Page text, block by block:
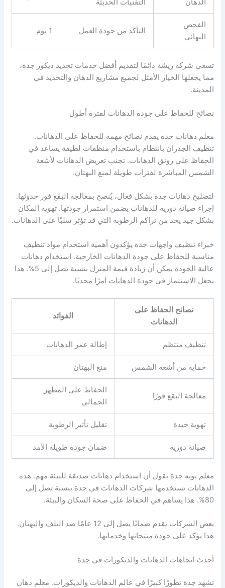
الدهان التقنيات الحديثة
الفحص
النهائي
التأكد من جودة العمل 1 يوم
تسعى شركة ريشة دائمًا لتقديم أفضل خدمات تجديد ديكور جدة،
مما يجعلها الخيار الأمثل لجميع مشاريع الدهان والتجديد في
المدينة.
نصائح للحفاظ على جودة الدهانات لفترة أطول
معلم دهانات جدة يقدم نصائح مهمة للحفاظ على الدهانات.
تنظيف الجدران بانتظام باستخدام منظفات لطيفة يساعد في
الحفاظ على رونق الدهانات. تجنب تعريض الدهانات لأشعة
الشمس المباشرة لفترات طويلة لمنع البهتان.
لتصليح دهانات جدة بشكل فعال، يُنصح بمعالجة البقع فور حدوثها.
إجراء صيانة دورية للدهانات يضمن استمرار جودتها. تهوية المكان
بشكل جيد يحد من تراكم الرطوبة التي قد تؤثر سلبًا على الدهانات.
خبراء تنظيف واجهات جدة يؤكدون أهمية استخدام مواد تنظيف
مناسبة للحفاظ على جودة الدهانات الخارجية. استخدام دهانات
عالية الجودة يمكن أن زيادة قيمة المنزل بنسبة تصل إلى 5%. هذا
يجعل الاستثمار في جودة الدهانات أمرًا مجديًا.
نصائح الحفاظ على
الدهانات
الفوائد
تنظيف منتظم إطالة عمر الدهانات
حماية من أشعة الشمس منع البهتان
معالجة البقع فورًا
الحفاظ على المظهر
الجمالي
تهوية جيدة تقليل تأثير الرطوبة
صيانة دورية ضمان جودة طويلة الأمد
معلم بويه جدة يقول أن استخدام دهانات صديقة للبيئة مهم. هذه
الدهانات تستخدمها شركات الدهانات في جدة بنسبة تصل إلى
80%. هذا يساهم في الحفاظ على صحة السكان والبيئة.
بعض الشركات تقدم ضمانًا يصل إلى 12 عامًا ضد التلف والبهتان.
هذا يؤكد على جودة منتجاتها وخدماتها.
أحدث اتجاهات الدهانات والديكورات في جدة
تشهد جدة تطورًا كبيرًا في عالم الدهانات والديكورات. معلم دهان